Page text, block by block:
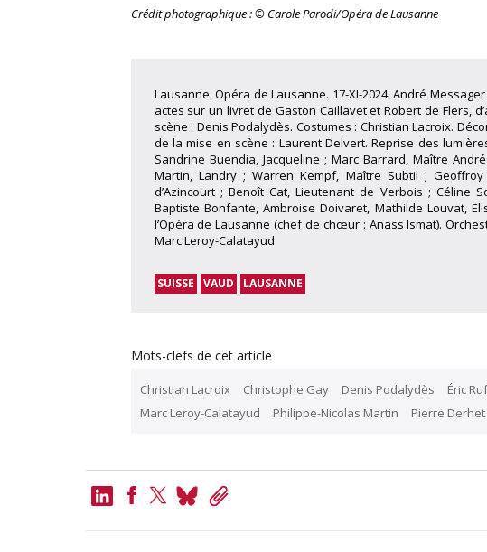
Crédit photographique : © Carole Parodi/Opéra de Lausanne
Lausanne. Opéra de Lausanne. 17-XI-2024. André
actes sur un livret de Gaston Caillavet et Robert de Flers,
scène : Denis Podalydès. Costumes : Christian Lacroix.
de la mise en scène : Laurent Delvert. Reprise des
Sandrine Buendia, Jacqueline ; Marc Barrard, Maître
Martin, Landry ; Warren Kempf, Maître Subtil ;
d’Azincourt ; Benoît Cat, Lieutenant de Verbois ; Céline
Baptiste Bonfante, Ambroise Doivaret, Mathilde Louvat,
l’Opéra de Lausanne (chef de chœur : Anass Ismat).
Marc Leroy-Calatayud
SUISSE VAUD LAUSANNE
Mots-clefs de cet article
Christian Lacroix Christophe Gay Denis Podalydès Éric Ruf
Marc Leroy-Calatayud
Philippe-Nicolas Martin Pierre Derhet
LinkedIn
BlueskyCopy